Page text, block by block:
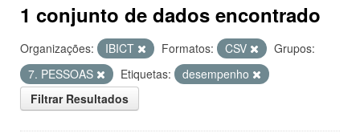
1 conjunto de dados encontrado
Organizações: IBICT Formatos: CSV
Grupos:
7. PESSOAS
Etiquetas:
desempenho
Filtrar Resultados